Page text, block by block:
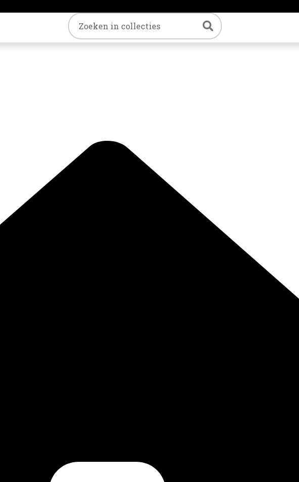
Trefwoord Zoeken